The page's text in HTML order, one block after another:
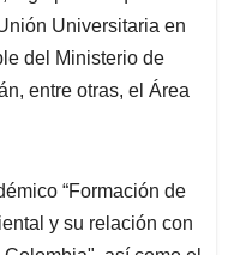
Universitaria en
del Ministerio de
entre otras, el Área
“Formación de
y su relación con